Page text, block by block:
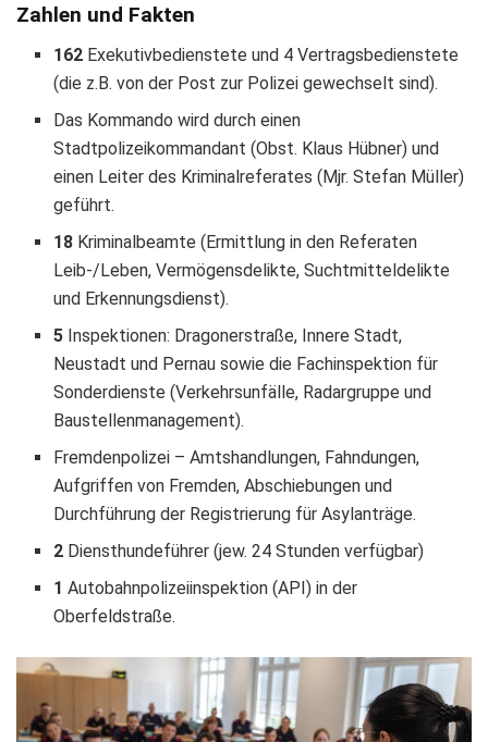
Zahlen und Fakten
162 Exekutivbedienstete und 4 Vertragsbedienstete
(die z.B. von der Post zur Polizei gewechselt sind).
Das Kommando wird durch einen
Stadtpolizeikommandant (Obst. Klaus Hübner) und
einen Leiter des Kriminalreferates (Mjr. Stefan Müller)
geführt.
18 Kriminalbeamte (Ermittlung in den Referaten
Leib-/Leben, Vermögensdelikte, Suchtmitteldelikte
und Erkennungsdienst).
5 Inspektionen: Dragonerstraße, Innere Stadt,
Neustadt und Pernau sowie die Fachinspektion für
Sonderdienste (Verkehrsunfälle, Radargruppe und
Baustellenmanagement).
Fremdenpolizei – Amtshandlungen, Fahndungen,
Aufgriffen von Fremden, Abschiebungen und
Durchführung der Registrierung für Asylanträge.
2 Diensthundeführer (jew. 24 Stunden verfügbar)
1 Autobahnpolizeiinspektion (API) in der
Oberfeldstraße.